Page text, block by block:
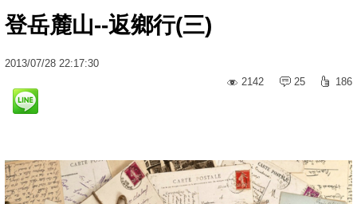
登岳麓山--返鄉行(三)
2013/07/28 22:17:30
2142
25 186